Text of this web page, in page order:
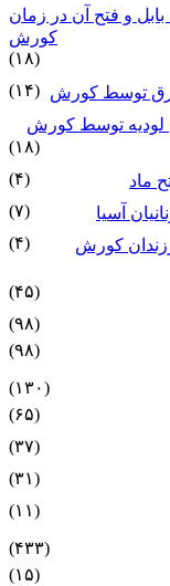
بابل و فتح آن در زمان
کورش
(۱۸)
توسط کورش (۱۴)
لودیه توسط کورش
(۱۸)
ماد
(۴)
آسیا
(۷)
کورش
(۴)
(۴۵)
(۹۸)
(۹۸)
(۱۳۰)
(۶۵)
(۳۷)
(۳۱)
(۱۱)
(۴۳۳)
(۱۵)